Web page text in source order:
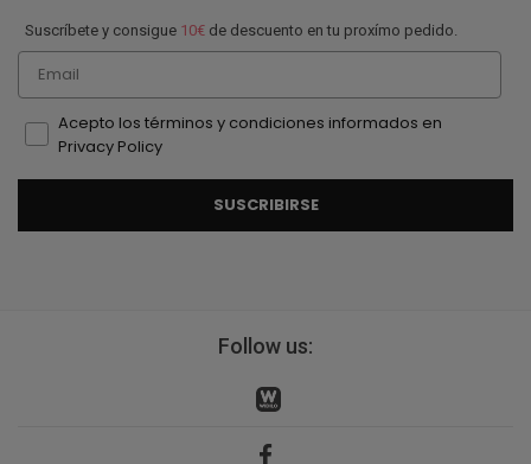
Suscríbete y consigue 10€ de descuento en tu proxímo pedido.
Email
Acepto los términos y condiciones informados en
Privacy Policy
SUSCRIBIRSE
Follow us: